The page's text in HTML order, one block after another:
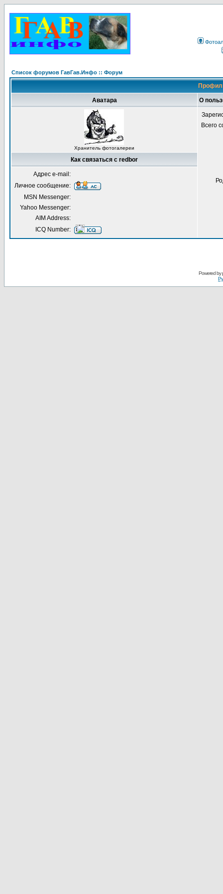
Список форумов ГавГав.Инфо :: Форум
Аватара О
Хранитель фотогалереи
Всего
Как связаться с redbor
Адрес e-mail:
Личное сообщение:
MSN Messenger:
Yahoo Messenger:
AIM Address:
ICQ Number:
Powered by